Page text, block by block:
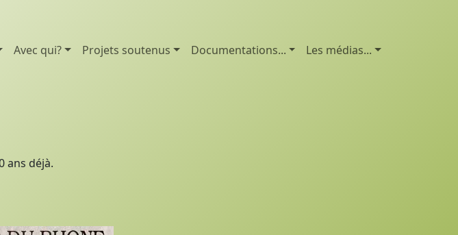
Avec qui? Projets soutenus Documentations... Les médias...
ans déjà.